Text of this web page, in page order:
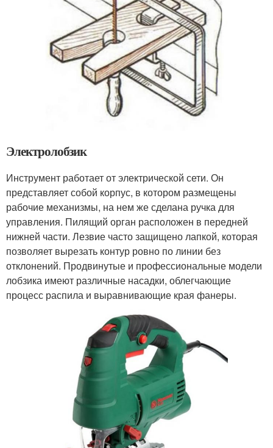
Электролобзик
Инструмент работает от электрической сети. Он
представляет собой корпус, в котором размещены
рабочие механизмы, на нем же сделана ручка для
управления. Пилящий орган расположен в передней
нижней части. Лезвие часто защищено лапкой, которая
позволяет вырезать контур ровно по линии без
отклонений. Продвинутые и профессиональные модели
лобзика имеют различные насадки, облегчающие
процесс распила и выравнивающие края фанеры.